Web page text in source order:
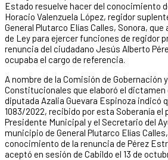
Estado resuelve hacer del conocimiento
Horacio Valenzuela López, regidor
General Plutarco Elías Calles, Sonora,
de Ley para ejercer funciones de regidor
renuncia del ciudadano Jesús Alberto
ocupaba el cargo de referencia.
A nombre de la Comisión de Gobernación
Constitucionales que elaboró el dictamen
diputada Azalia Guevara Espinoza indicó
1083/2022, recibido por esta Soberanía el
Presidente Municipal y el Secretario del
municipio de General Plutarco Elías
conocimiento de la renuncia de Pérez
aceptó en sesión de Cabildo el 13 de